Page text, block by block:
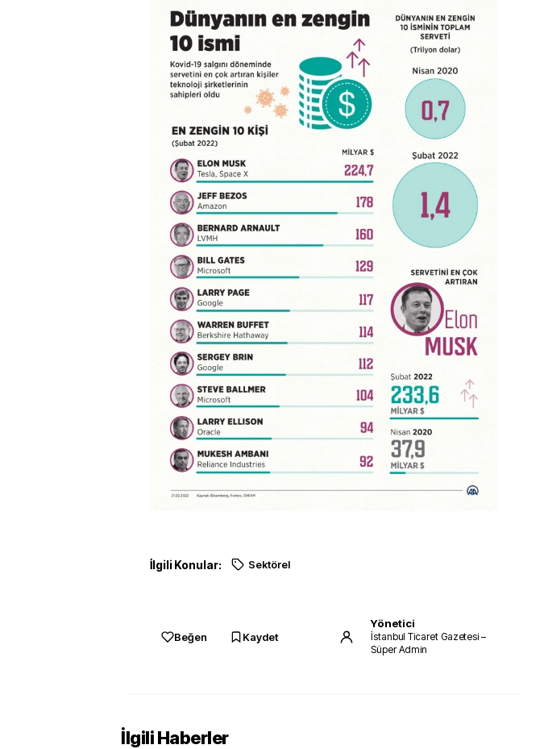
İlgili Konular: Sektörel
Beğen Kaydet
Yönetici
İstanbul Ticaret Gazetesi –
Süper Admin
İlgili Haberler